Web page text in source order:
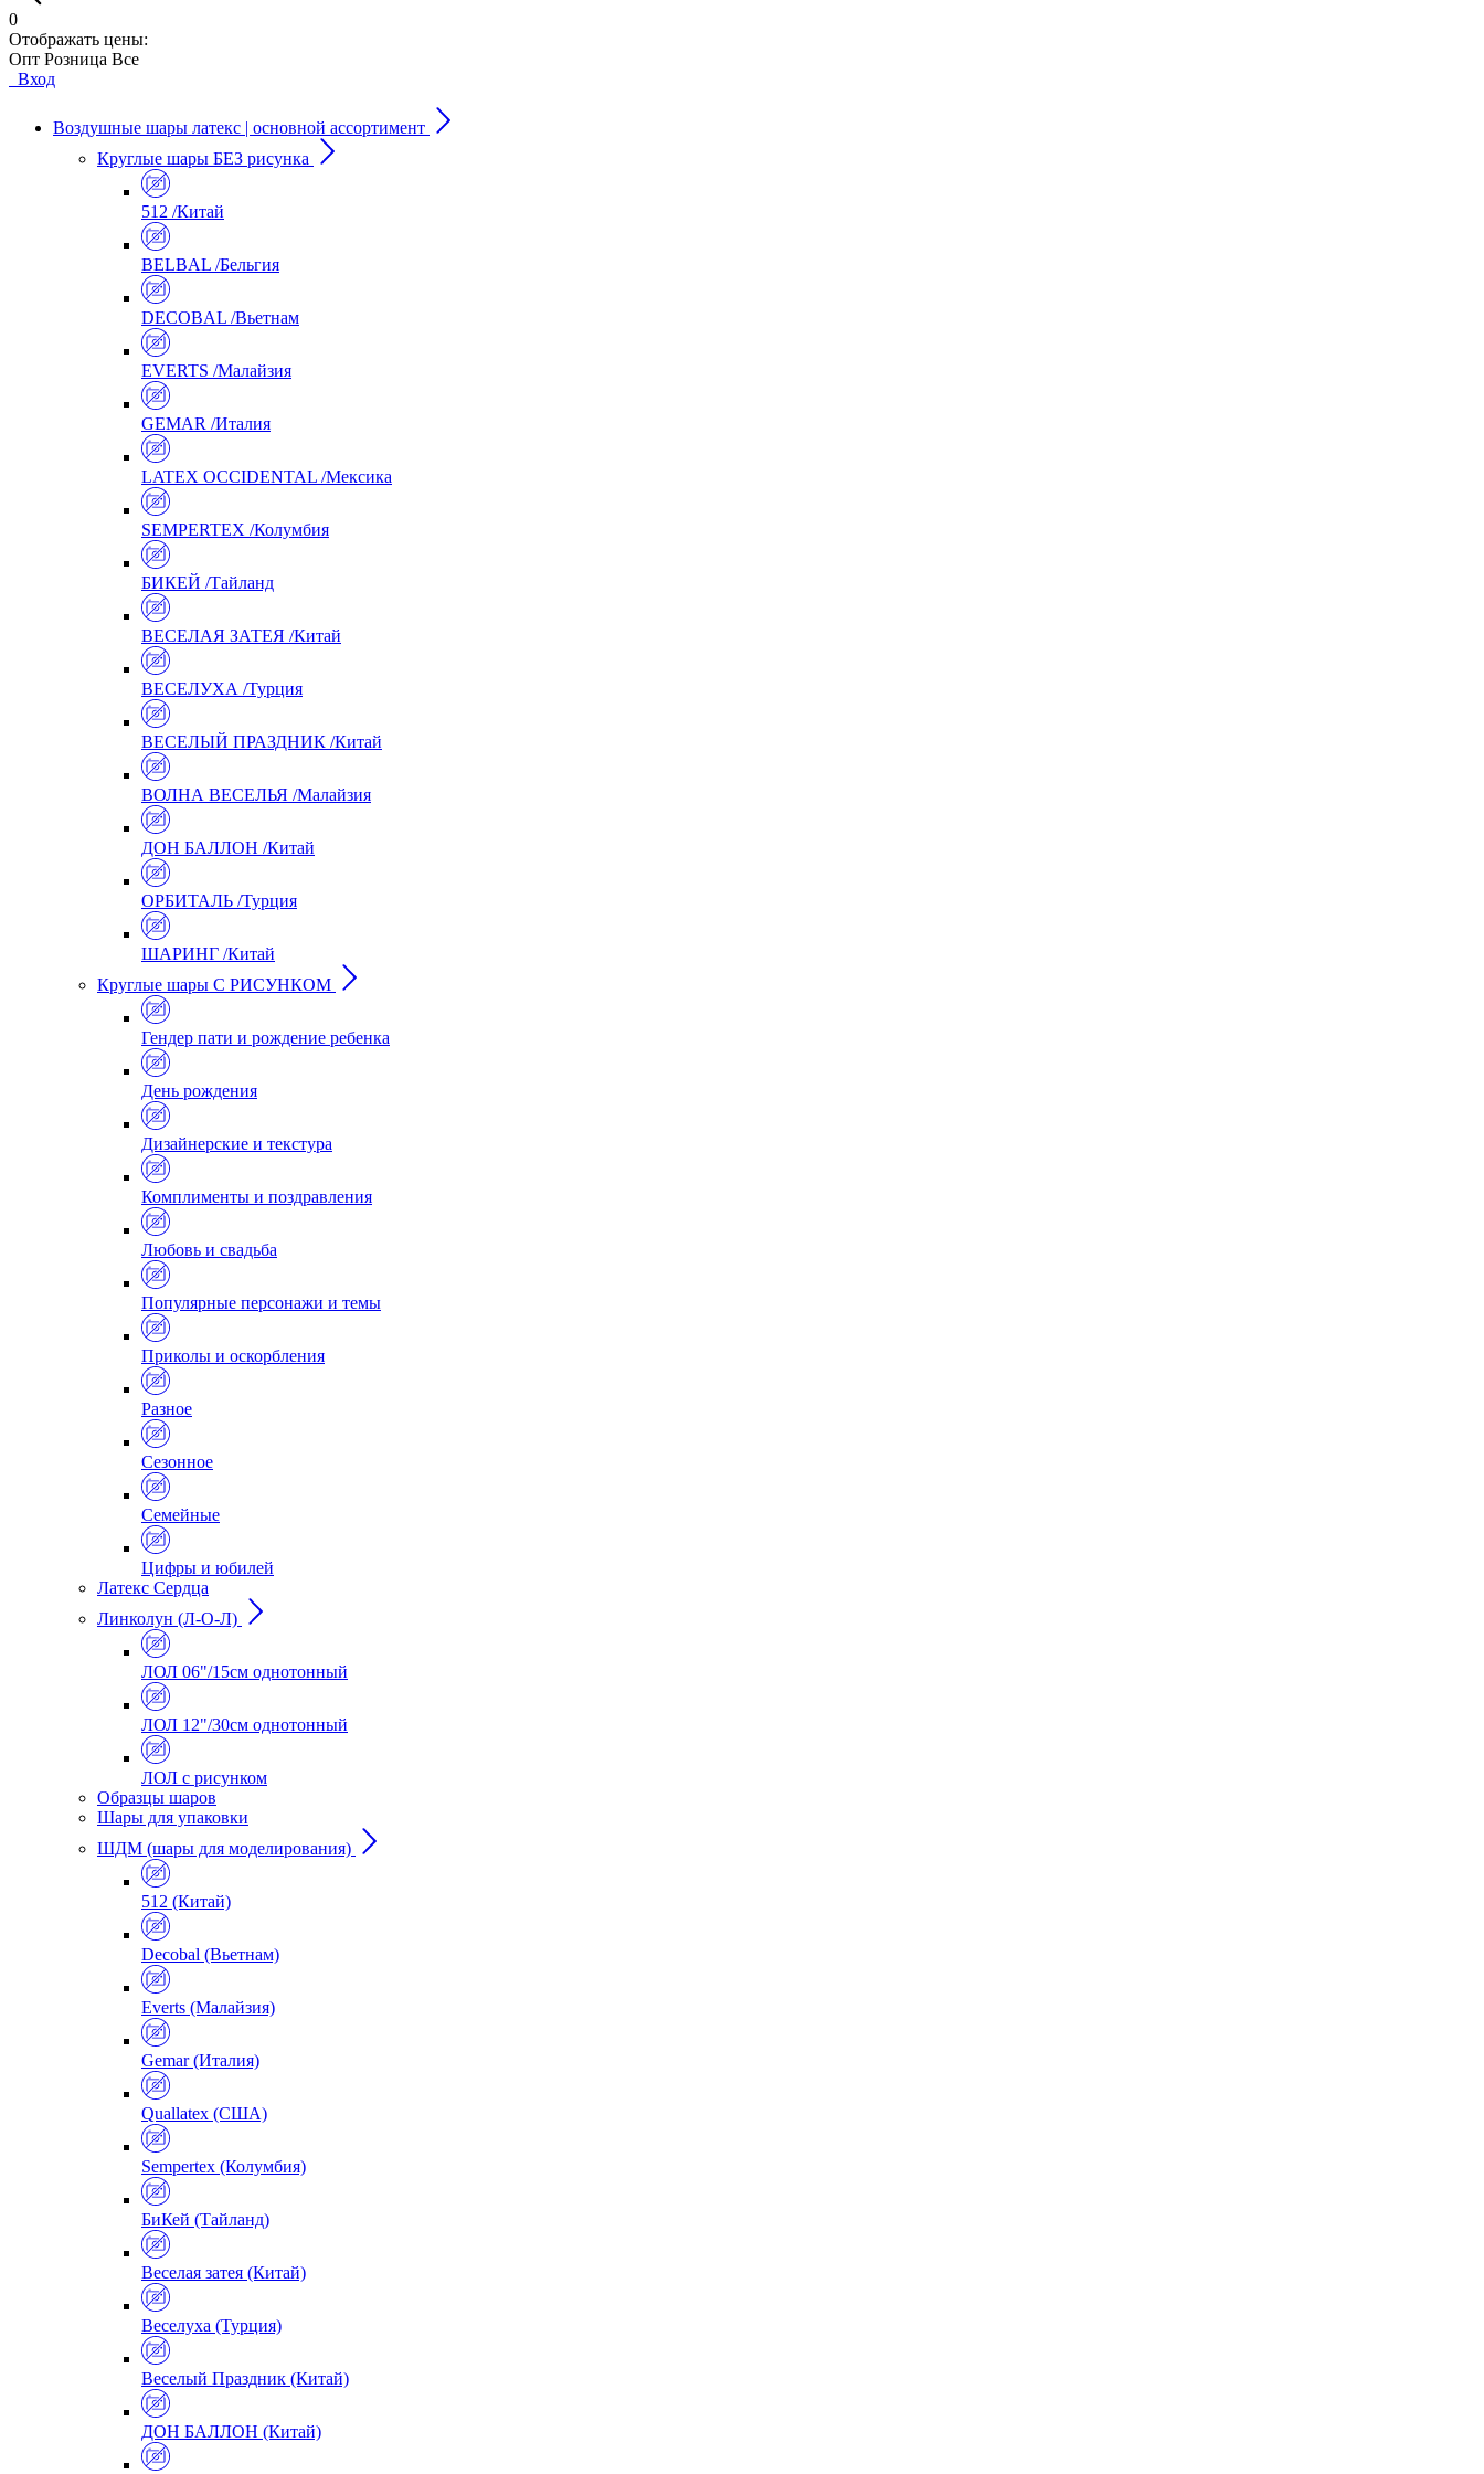
0
Отображать цены:
Опт Розница Все
Вход
Воздушные шары латекс | основной ассортимент
Круглые шары БЕЗ рисунка
512 /Китай
BELBAL /Бельгия
DECOBAL /Вьетнам
EVERTS /Малайзия
GEMAR /Италия
LATEX OCCIDENTAL /Мексика
SEMPERTEX /Колумбия
БИКЕЙ /Тайланд
ВЕСЕЛАЯ ЗАТЕЯ /Китай
ВЕСЕЛУХА /Турция
ВЕСЕЛЫЙ ПРАЗДНИК /Китай
ВОЛНА ВЕСЕЛЬЯ /Малайзия
ДОН БАЛЛОН /Китай
ОРБИТАЛЬ /Турция
ШАРИНГ /Китай
Круглые шары С РИСУНКОМ
Гендер пати и рождение ребенка
День рождения
Дизайнерские и текстура
Комплименты и поздравления
Любовь и свадьба
Популярные персонажи и темы
Приколы и оскорбления
Разное
Сезонное
Семейные
Цифры и юбилей
Латекс Сердца
Линколун (Л-О-Л)
ЛОЛ 06"/15см однотонный
ЛОЛ 12"/30см однотонный
ЛОЛ с рисунком
Образцы шаров
Шары для упаковки
ШДМ (шары для моделирования)
512 (Китай)
Decobal (Вьетнам)
Everts (Малайзия)
Gemar (Италия)
Quallatex (США)
Sempertex (Колумбия)
БиКей (Тайланд)
Веселая затея (Китай)
Веселуха (Турция)
Веселый Праздник (Китай)
ДОН БАЛЛОН (Китай)